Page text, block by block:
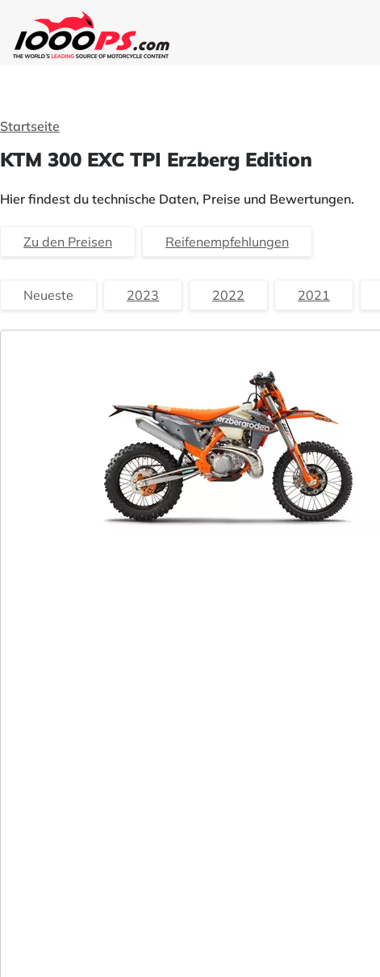
Startseite
KTM 300 EXC TPI Erzberg Edition
Hier findest du technische Daten, Preise und Bewertungen.
Zu den Preisen Reifenempfehlungen
Neueste 2023 2022 2021